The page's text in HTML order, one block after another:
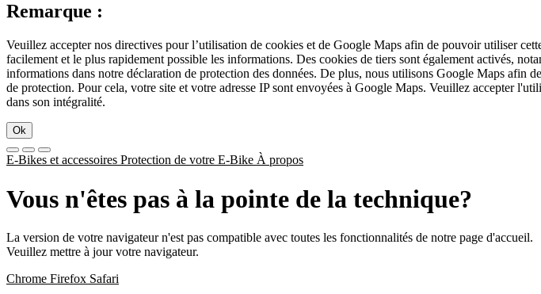
Remarque :
Veuillez accepter nos directives pour l’utilisation de cookies et de Google Maps afin de pouvoir utiliser
facilement et le plus rapidement possible les informations. Des cookies de tiers sont également activés,
informations dans notre déclaration de protection des données. De plus, nous utilisons Google Maps afin
de protection. Pour cela, votre site et votre adresse IP sont envoyées à Google Maps. Veuillez accepter
dans son intégralité.
Ok
E-Bikes et accessoires Protection de votre E-Bike À propos
Vous n'êtes pas à la pointe de la technique?
La version de votre navigateur n'est pas compatible avec toutes les fonctionnalités de notre page d'accueil.
Veuillez mettre à jour votre navigateur.
Chrome Firefox Safari